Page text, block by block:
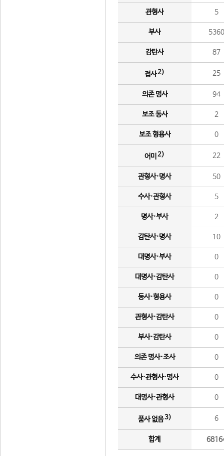
관형사 5
부사 5360
감탄사 87
접사2) 25
의존 명사 94
보조 동사 2
보조 형용사 0
어미 2) 22
관형사·명사 50
수사·관형사 5
명사·부사 2
감탄사·명사 10
대명사·부사 0
대명사·감탄사 0
동사·형용사 0
관형사·감탄사 0
부사·감탄사 0
의존 명사·조사 0
수사·관형사·명사 0
대명사·관형사 0
품사 없음3) 6
합계